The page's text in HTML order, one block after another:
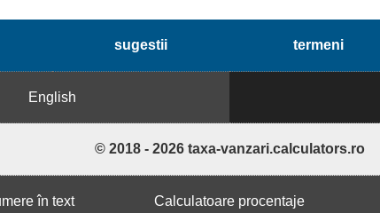
sugestii termeni
English
© 2018 - 2026 taxa-vanzari.calculators.ro
în text Calculatoare procentaje